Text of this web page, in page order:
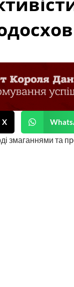
X
змаганнями та